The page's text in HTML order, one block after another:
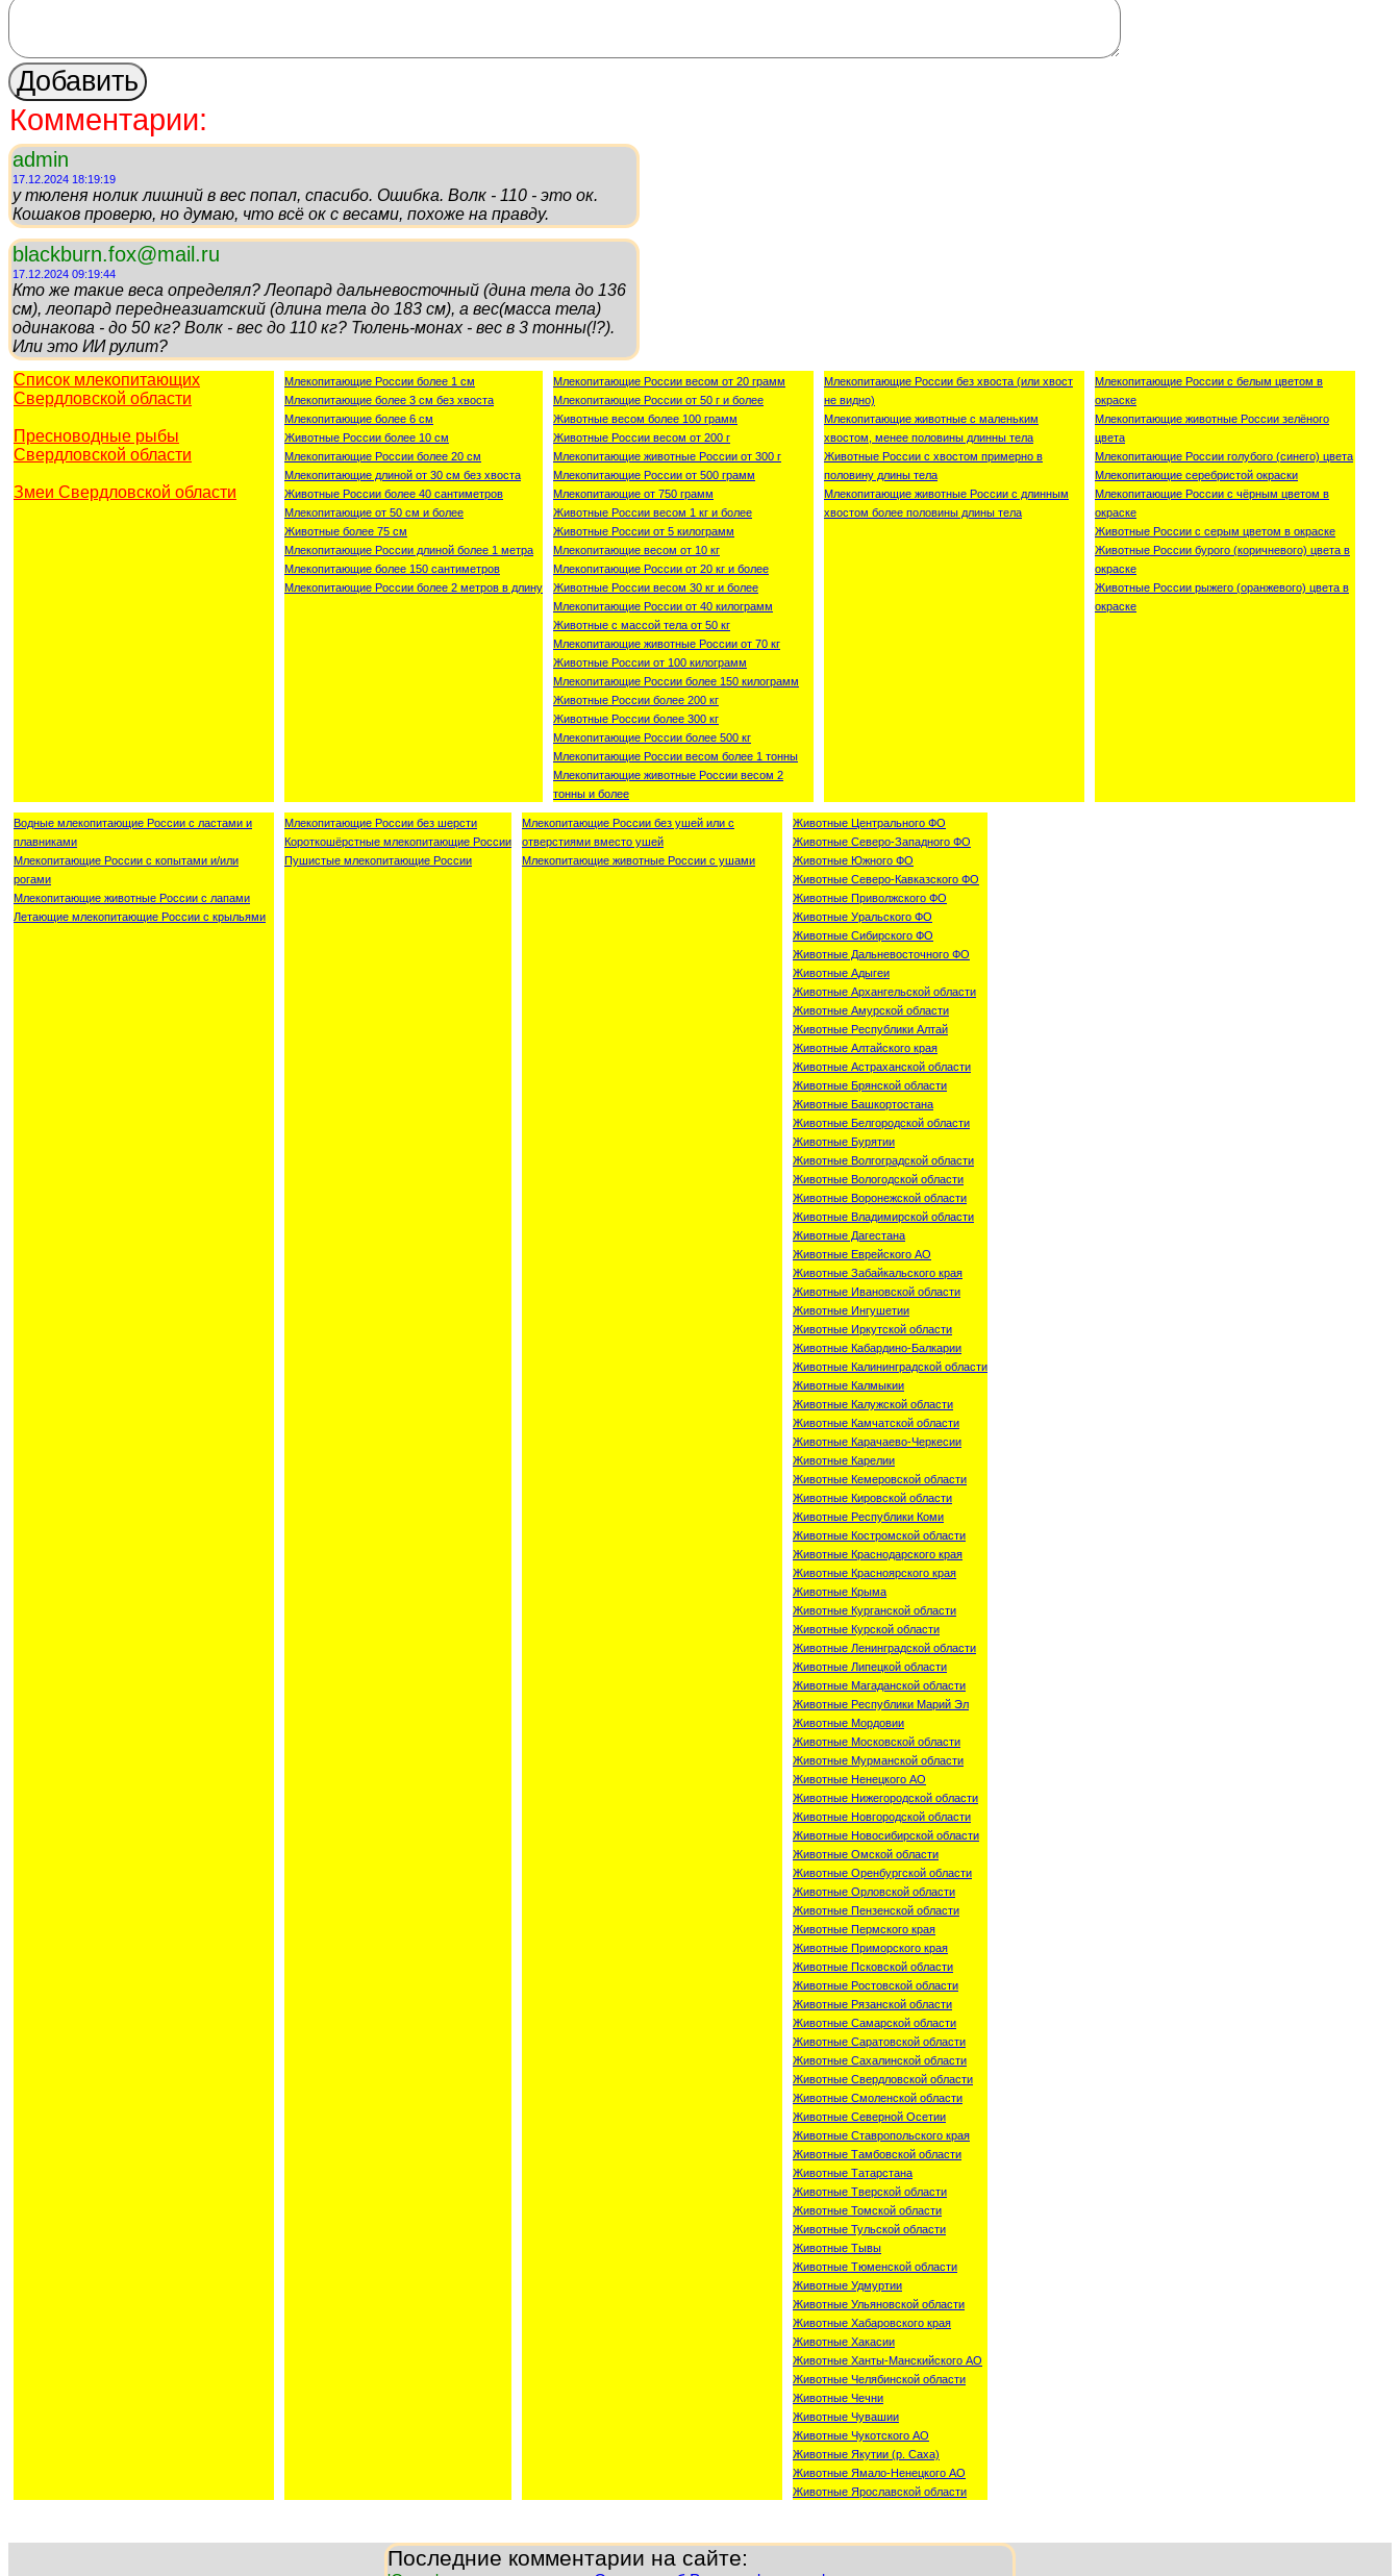
Комментарии:
admin
17.12.2024 18:19:19
у тюленя нолик лишний в вес попал, спасибо. Ошибка. Волк - 110 - это ок.
Кошаков проверю, но думаю, что всё ок с весами, похоже на правду.
blackburn.fox@mail.ru
17.12.2024 09:19:44
Кто же такие веса определял? Леопард дальневосточный (дина тела до 136
см), леопард переднеазиатский (длина тела до 183 см), а вес(масса тела)
одинакова - до 50 кг? Волк - вес до 110 кг? Тюлень-монах - вес в 3 тонны(!?).
Или это ИИ рулит?
Список млекопитающих
Свердловской области
Пресноводные рыбы
Свердловской области
Змеи Свердловской области
Млекопитающие России более 1 см
Млекопитающие более 3 см без хвоста
Млекопитающие более 6 см
Животные России более 10 см
Млекопитающие России более 20 см
Млекопитающие длиной от 30 см без хвоста
Животные России более 40 сантиметров
Млекопитающие от 50 см и более
Животные более 75 см
Млекопитающие России длиной более 1 метра
Млекопитающие более 150 сантиметров
Млекопитающие России более 2 метров в длину
Млекопитающие России весом от 20 грамм
Млекопитающие России от 50 г и более
Животные весом более 100 грамм
Животные России весом от 200 г
Млекопитающие животные России от 300 г
Млекопитающие России от 500 грамм
Млекопитающие от 750 грамм
Животные России весом 1 кг и более
Животные России от 5 килограмм
Млекопитающие весом от 10 кг
Млекопитающие России от 20 кг и более
Животные России весом 30 кг и более
Млекопитающие России от 40 килограмм
Животные с массой тела от 50 кг
Млекопитающие животные России от 70 кг
Животные России от 100 килограмм
Млекопитающие России более 150 килограмм
Животные России более 200 кг
Животные России более 300 кг
Млекопитающие России более 500 кг
Млекопитающие России весом более 1 тонны
Млекопитающие животные России весом 2
тонны и более
Млекопитающие России без хвоста (или хвост
не видно)
Млекопитающие животные с маленьким
хвостом, менее половины длинны тела
Животные России с хвостом примерно в
половину длины тела
Млекопитающие животные России с длинным
хвостом более половины длины тела
Млекопитающие России с белым цветом в
окраске
Млекопитающие животные России зелёного
цвета
Млекопитающие России голубого (синего) цвета
Млекопитающие серебристой окраски
Млекопитающие России с чёрным цветом в
окраске
Животные России с серым цветом в окраске
Животные России бурого (коричневого) цвета в
окраске
Животные России рыжего (оранжевого) цвета в
окраске
Водные млекопитающие России с ластами и
плавниками
Млекопитающие России с копытами и/или
рогами
Млекопитающие животные России с лапами
Летающие млекопитающие России с крыльями
Млекопитающие России без шерсти
Короткошёрстные млекопитающие России
Пушистые млекопитающие России
Млекопитающие России без ушей или с
отверстиями вместо ушей
Млекопитающие животные России с ушами
Животные Центрального ФО
Животные Северо-Западного ФО
Животные Южного ФО
Животные Северо-Кавказского ФО
Животные Приволжского ФО
Животные Уральского ФО
Животные Сибирского ФО
Животные Дальневосточного ФО
Животные Адыгеи
Животные Архангельской области
Животные Амурской области
Животные Республики Алтай
Животные Алтайского края
Животные Астраханской области
Животные Брянской области
Животные Башкортостана
Животные Белгородской области
Животные Бурятии
Животные Волгоградской области
Животные Вологодской области
Животные Воронежской области
Животные Владимирской области
Животные Дагестана
Животные Еврейского АО
Животные Забайкальского края
Животные Ивановской области
Животные Ингушетии
Животные Иркутской области
Животные Кабардино-Балкарии
Животные Калининградской области
Животные Калмыкии
Животные Калужской области
Животные Камчатской области
Животные Карачаево-Черкесии
Животные Карелии
Животные Кемеровской области
Животные Кировской области
Животные Республики Коми
Животные Костромской области
Животные Краснодарского края
Животные Красноярского края
Животные Крыма
Животные Курганской области
Животные Курской области
Животные Ленинградской области
Животные Липецкой области
Животные Магаданской области
Животные Республики Марий Эл
Животные Мордовии
Животные Московской области
Животные Мурманской области
Животные Ненецкого АО
Животные Нижегородской области
Животные Новгородской области
Животные Новосибирской области
Животные Омской области
Животные Оренбургской области
Животные Орловской области
Животные Пензенской области
Животные Пермского края
Животные Приморского края
Животные Псковской области
Животные Ростовской области
Животные Рязанской области
Животные Самарской области
Животные Саратовской области
Животные Сахалинской области
Животные Свердловской области
Животные Смоленской области
Животные Северной Осетии
Животные Ставропольского края
Животные Тамбовской области
Животные Татарстана
Животные Тверской области
Животные Томской области
Животные Тульской области
Животные Тывы
Животные Тюменской области
Животные Удмуртии
Животные Ульяновской области
Животные Хабаровского края
Животные Хакасии
Животные Ханты-Манскийского АО
Животные Челябинской области
Животные Чечни
Животные Чувашии
Животные Чукотского АО
Животные Якутии (р. Саха)
Животные Ямало-Ненецкого АО
Животные Ярославской области
Последние комментарии на сайте: